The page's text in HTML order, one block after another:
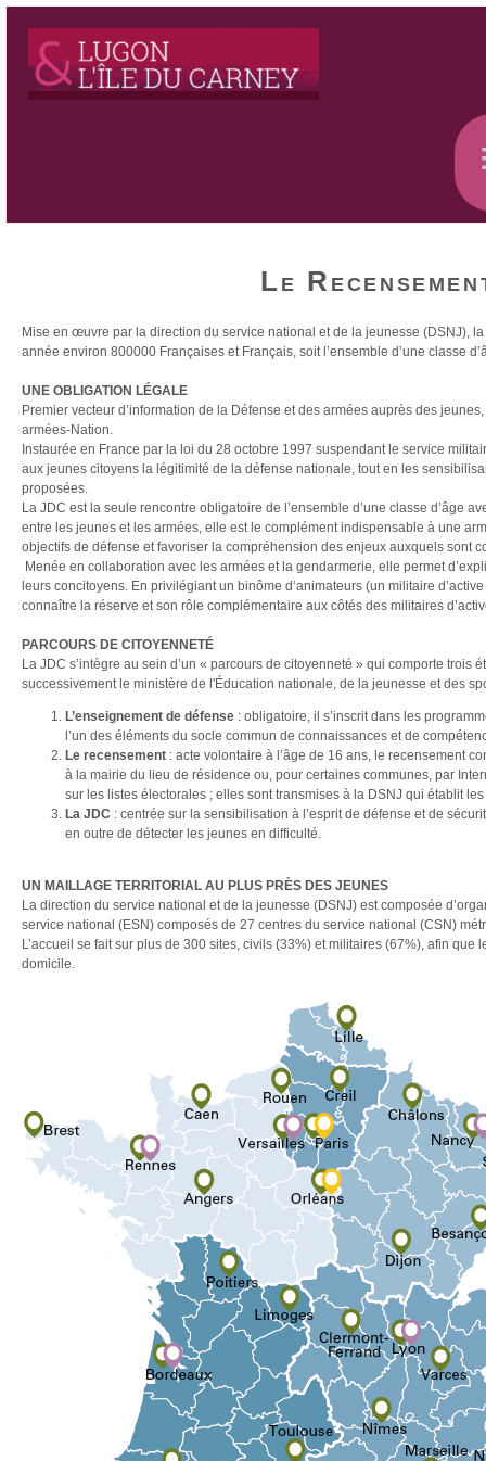
Le
Mise en œuvre par la direction du service national et de la jeunesse (DSNJ),
année environ 800000 Françaises et Français, soit l’ensemble d’une classe
UNE OBLIGATION LÉGALE
Premier vecteur d’information de la Défense et des armées auprès des
armées-Nation.
Instaurée en France par la loi du 28 octobre 1997 suspendant le service
aux jeunes citoyens la légitimité de la défense nationale, tout en les
proposées.
La JDC est la seule rencontre obligatoire de l’ensemble d’une classe d’âge
entre les jeunes et les armées, elle est le complément indispensable à une
objectifs de défense et favoriser la compréhension des enjeux auxquels sont
Menée en collaboration avec les armées et la gendarmerie, elle permet
leurs concitoyens. En privilégiant un binôme d‘animateurs (un militaire
connaître la réserve et son rôle complémentaire aux côtés des militaires
PARCOURS DE CITOYENNETÉ
La JDC s’intègre au sein d’un « parcours de citoyenneté » qui comporte
successivement le ministère de l'Éducation nationale, de la jeunesse et des
L’enseignement de défense : obligatoire, il s’inscrit dans les
l’un des éléments du socle commun de connaissances et de
Le recensement : acte volontaire à l’âge de 16 ans, le recensement
à la mairie du lieu de résidence ou, pour certaines communes, par
sur les listes électorales ; elles sont transmises à la DSNJ qui établit
La JDC : centrée sur la sensibilisation à l’esprit de défense et de
en outre de détecter les jeunes en difficulté.
UN MAILLAGE TERRITORIAL AU PLUS PR ÈS DES JEUNES
La direction du service national et de la jeunesse (DSNJ) est composée
service national (ESN) composés de 27 centres du service national (CSN)
L’accueil se fait sur plus de 300 sites, civils (33%) et militaires (67%), afin
domicile.